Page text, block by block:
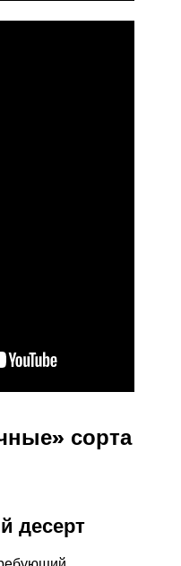
сорта
десерт